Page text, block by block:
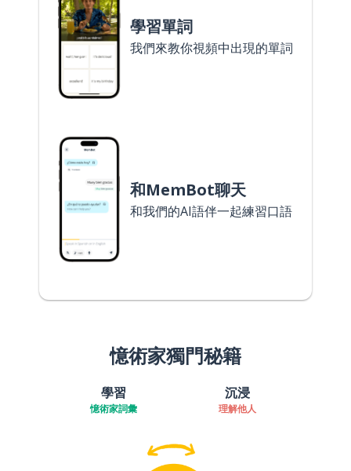
學習單詞
我們來教你視頻中出現的單詞
和MemBot聊天
和我們的AI語伴一起練習口語
憶術家獨門秘籍
學習
憶術家詞彙
沉浸
理解他人